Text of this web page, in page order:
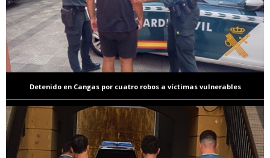
Detenido en Cangas por cuatro robos a víctimas vulnerables